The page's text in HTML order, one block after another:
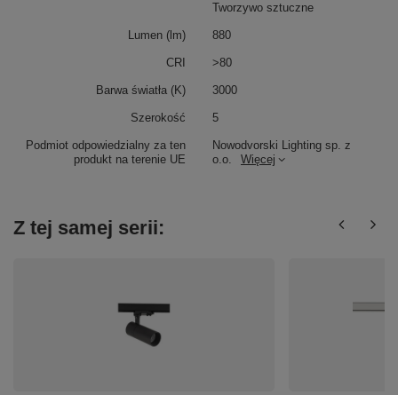
Podmiot odpowiedzialny za ten
produkt na terenie UE
Nowodvorski Lighting sp. z
o.o.
Więcej
Tworzywo sztuczne
Lumen (lm) 880
CRI >80
Barwa światła (K) 3000
Szerokość 5
Z tej samej serii: